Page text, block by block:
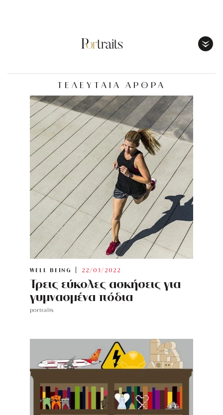
ΤΕΛΕΥΤΑΙΑ ΑΡΘΡΑ
WELL BEING 22/03/2022
Τρεις εύκολες ασκήσεις για
γυμνασμένα πόδια
portraits